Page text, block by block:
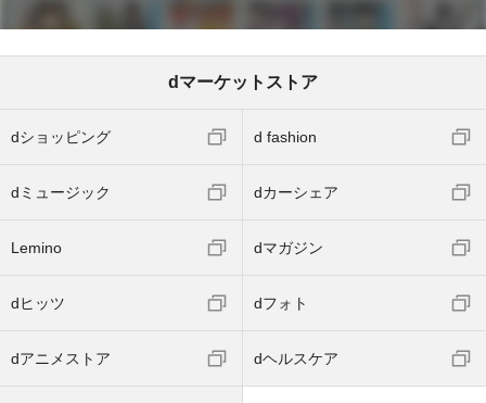
dマーケットストア
dショッピング d fashion
dミュージック dカーシェア
Lemino dマガジン
dヒッツ dフォト
dアニメストア dヘルスケア